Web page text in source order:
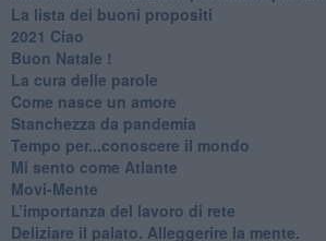
​La lista dei buoni propositi
2021 Ciao
Buon Natale !
​La cura delle parole
​Come nasce un amore
Stanchezza da pandemia
​Tempo per...conoscere il mondo
​Mi sento come Atlante
​Movi-Mente
​L’importanza del lavoro di rete
​Deliziare il palato. Alleggerire la mente.